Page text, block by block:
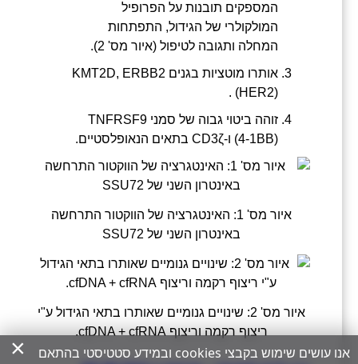
המספקים תובנות על הפרופיל
המולקולרי של הגידול, התפתחות
המחלה ותגובה לטיפול (איור מס' 2).
אותרו מוטציות בגנים KMT2D, ERBB2
(HER2) .
זוהה ביטוי גבוה של סמני TNFRSF9
(4-1BB) ו-CD3ζ בתאים הנאופלסטיים.
איור מס' 1: האינטגרציה של הווקטור התרחשה
באינטרון השני של SSU72
איור מס' 2: שינויים גנומיים שאותרו בתאי הגידול ע"י
ריצוף רקמה וריצוף cfDNA + cfRNA.
×
אנו עושים שימוש בקבצי cookies ובמידע סטטיסטי בהתאם